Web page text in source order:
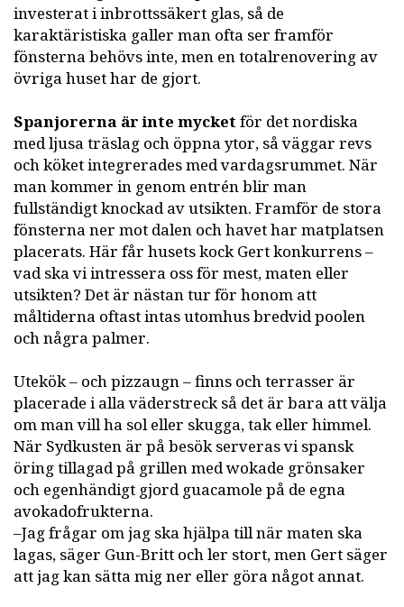
investerat i inbrottssäkert glas, så de
karaktäristiska galler man ofta ser framför
fönsterna behövs inte, men en totalrenovering av
övriga huset har de gjort.
Spanjorerna är inte mycketför det nordiska
med ljusa träslag och öppna ytor, så väggar revs
och köket integrerades med vardagsrummet. När
man kommer in genom entrén blir man
fullständigt knockad av utsikten. Framför de stora
fönsterna ner mot dalen och havet har matplatsen
placerats. Här får husets kock Gert konkurrens –
vad ska vi intressera oss för mest, maten eller
utsikten? Det är nästan tur för honom att
måltiderna oftast intas utomhus bredvid poolen
och några palmer.
Utekök – och pizzaugn – finns och terrasser är
placerade i alla väderstreck så det är bara att välja
om man vill ha sol eller skugga, tak eller himmel.
När Sydkusten är på besök serveras vi spansk
öring tillagad på grillen med wokade grönsaker
och egenhändigt gjord guacamole på de egna
avokadofrukterna.
–Jag frågar om jag ska hjälpa till när maten ska
lagas, säger Gun-Britt och ler stort, men Gert säger
att jag kan sätta mig ner eller göra något annat.